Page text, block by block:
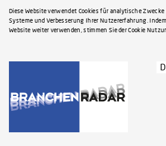
Diese Website verwendet Cookies für analytische
Systeme und Verbesserung Ihrer Nutzererfahrung. Indem
Website weiter verwenden, stimmen Sie der Cookie